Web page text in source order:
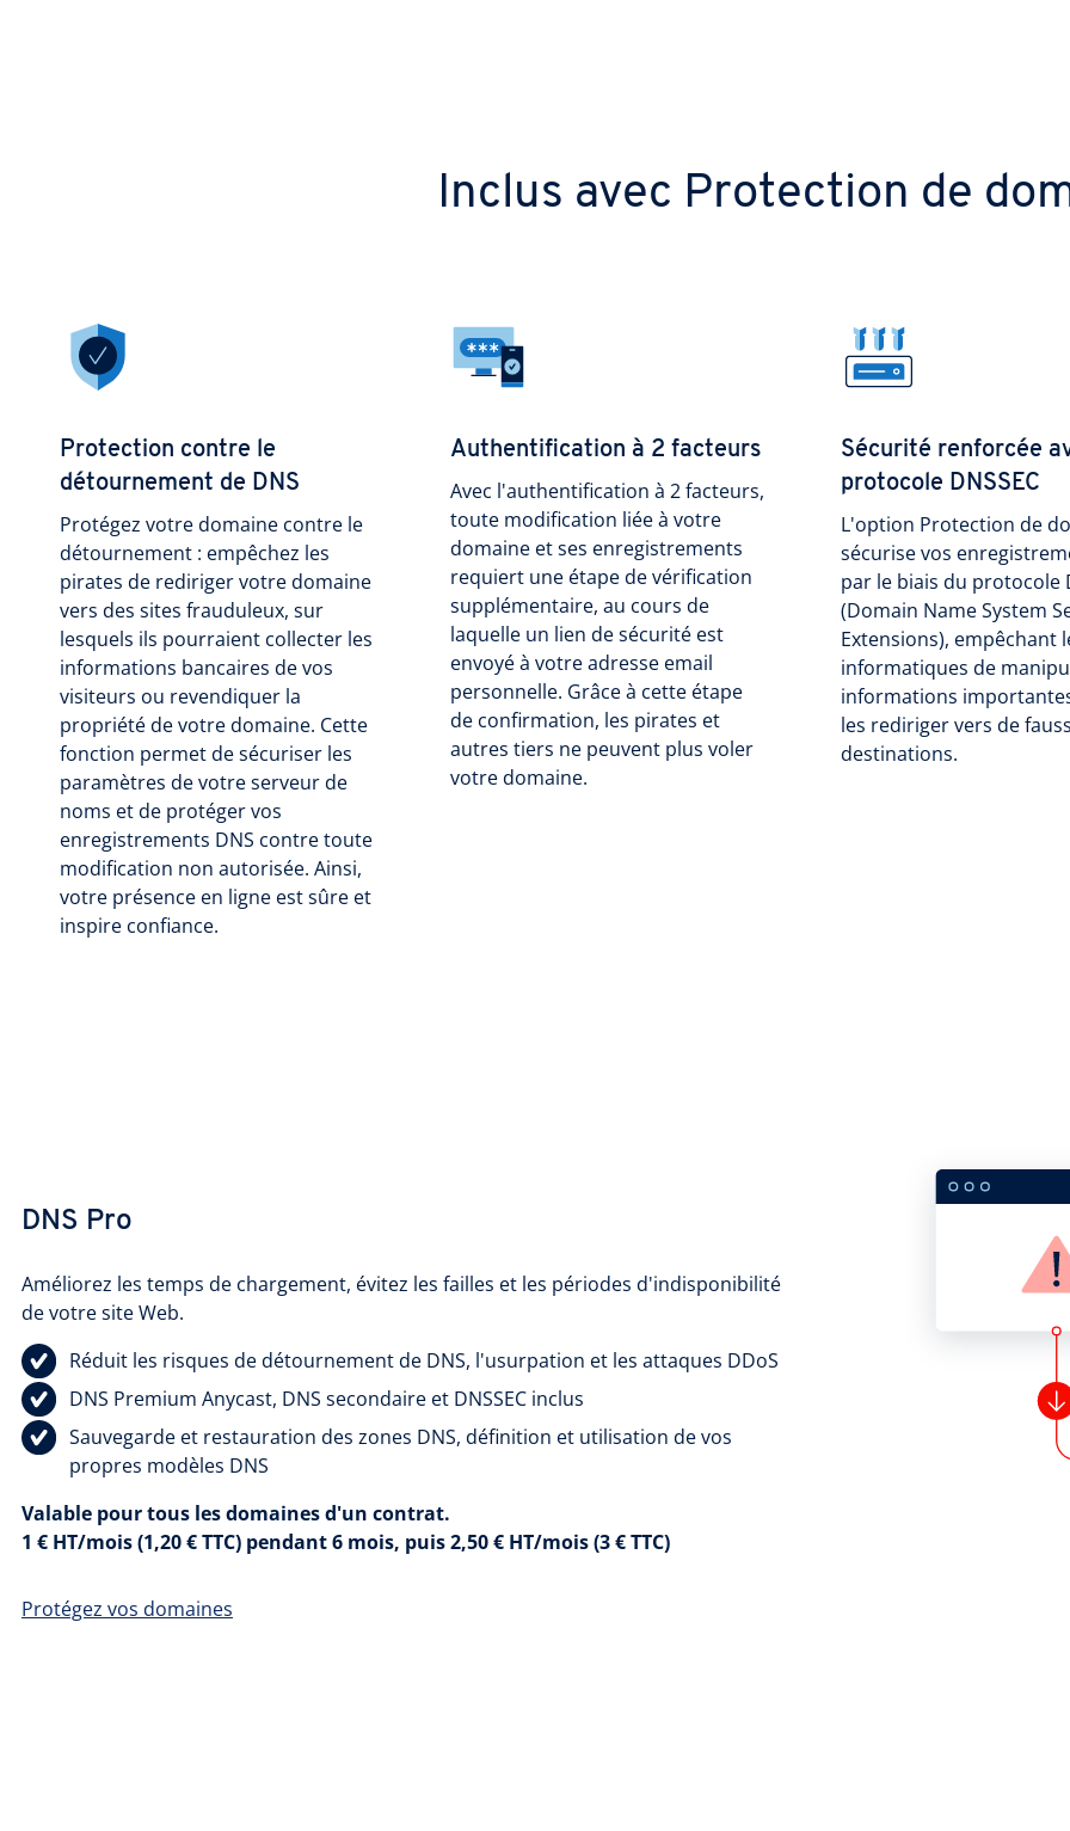
Inclus avec Protection de
Protection contre le
détournement de DNS
Protégez votre domaine contre le
détournement : empêchez les
pirates de rediriger votre domaine
vers des sites frauduleux, sur
lesquels ils pourraient collecter les
informations bancaires de vos
visiteurs ou revendiquer la
propriété de votre domaine. Cette
fonction permet de sécuriser les
paramètres de votre serveur de
noms et de protéger vos
enregistrements DNS contre toute
modification non autorisée. Ainsi,
votre présence en ligne est sûre et
inspire confiance.
Authentification à 2 facteurs
Avec l'authentification à 2 facteurs,
toute modification liée à votre
domaine et ses enregistrements
requiert une étape de vérification
supplémentaire, au cours de
laquelle un lien de sécurité est
envoyé à votre adresse email
personnelle. Grâce à cette étape
de confirmation, les pirates et
autres tiers ne peuvent plus voler
votre domaine.
Sécurité renforcée
protocole DNSSEC
L'option Protection de
sécurise vos
par le biais du protocole
(Domain Name System
Extensions), empêchant
informatiques de
informations
les rediriger vers de
destinations.
DNS Pro
Améliorez les temps de chargement, évitez les failles et les périodes d'indisponibilité
de votre site Web.
Réduit les risques de détournement de DNS, l'usurpation et les attaques DDoS
DNS Premium Anycast, DNS secondaire et DNSSEC inclus
Sauvegarde et restauration des zones DNS, définition et utilisation de vos
propres modèles DNS
Valable pour tous les domaines d'un contrat.
1 € HT/mois (1,20 € TTC) pendant 6 mois, puis 2,50 € HT/mois (3 € TTC)
Protégez vos domaines